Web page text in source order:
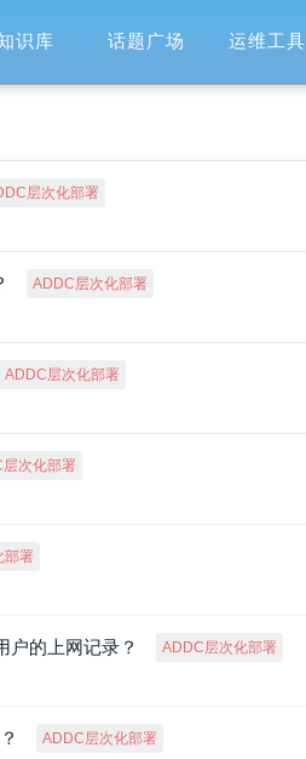
识库 话题广场 运维工具
层次化部署
ADDC层次化部署
ADDC层次化部署
次化部署
部署
户的上网记录？ ADDC层次化部署
ADDC层次化部署